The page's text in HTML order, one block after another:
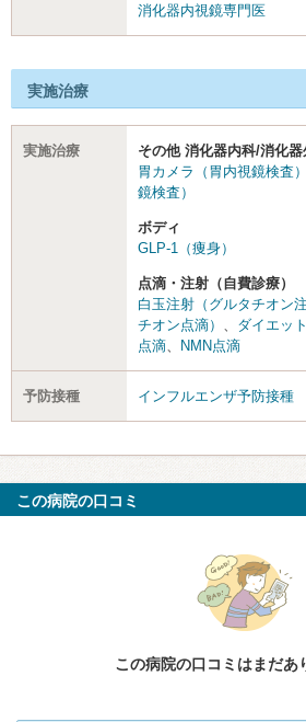
消化器内視鏡専門医
実施治療
実施治療
その他 消化器内科/消化
胃カメラ（胃内視鏡検査）
鏡検査）
ボディ
GLP-1（痩身）
点滴・注射（自費診療）
白玉注射（グルタチオン注
チオン点滴）
ダイエッ
点滴
NMN点滴
予防接種 インフルエンザ予防接種
この病院の口コミ
この病院の口コミはまだあ